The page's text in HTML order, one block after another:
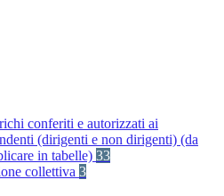
conferiti e autorizzati ai
(dirigenti e non dirigenti) (da
in tabelle) 33
collettiva 3